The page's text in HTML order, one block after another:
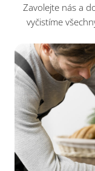
Zavolejte nás a
vyčistíme